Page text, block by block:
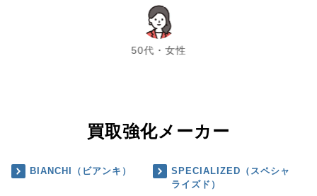
50代・女性
chevron_left chevron_right
買取強化メーカー
BIANCHI（ビアンキ）
SPECIALIZED（スペシャ
ライズド）